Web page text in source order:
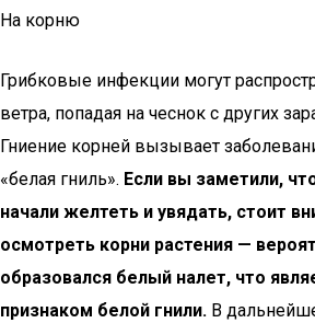
На корню
Грибковые инфекции могут
ветра, попадая на чеснок с других
Гниение корней вызывает
«белая гниль». Если вы заметили,
начали желтеть и увядать, стоит
осмотреть корни растения —
образовался белый налет, что
признаком белой гнили. В